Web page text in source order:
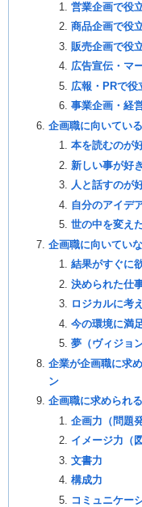
営業企画で役
商品企画で役
販売企画で役
広告宣伝・マ
広報・PRで役
事業企画・経
企画職に向いてい
本を読むのが
新しい事が好き
人と話すのが
自分のアイデ
世の中を変え
企画職に向いてい
結果がすぐに
決められた仕
ロジカルに考
今の環境に満
夢（ヴィジョ
企業が企画職に求
ン
企画職に求められ
企画力（問題
イメージ力（
文書力
構成力
コミュニケー